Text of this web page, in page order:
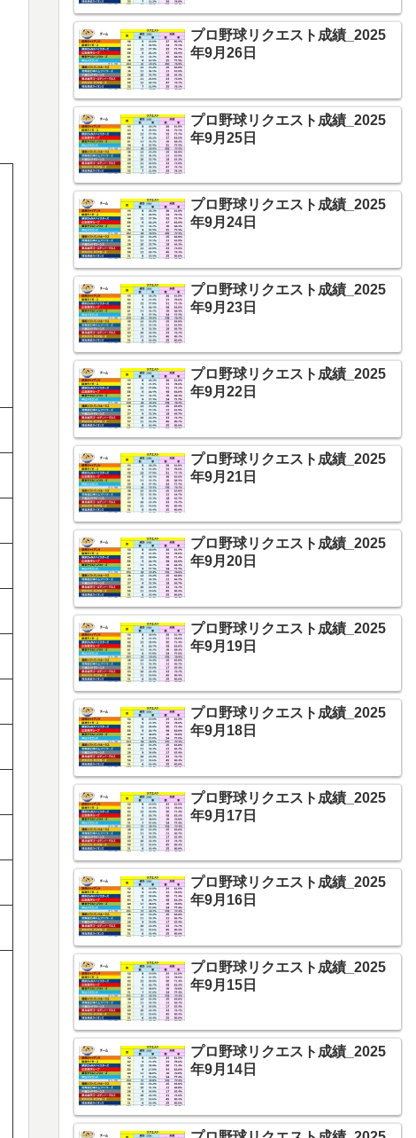
プロ野球リクエスト成績_2025
年9月26日
プロ野球リクエスト成績_2025
年9月25日
プロ野球リクエスト成績_2025
年9月24日
プロ野球リクエスト成績_2025
年9月23日
プロ野球リクエスト成績_2025
年9月22日
プロ野球リクエスト成績_2025
年9月21日
プロ野球リクエスト成績_2025
年9月20日
プロ野球リクエスト成績_2025
年9月19日
プロ野球リクエスト成績_2025
年9月18日
プロ野球リクエスト成績_2025
年9月17日
プロ野球リクエスト成績_2025
年9月16日
プロ野球リクエスト成績_2025
年9月15日
プロ野球リクエスト成績_2025
年9月14日